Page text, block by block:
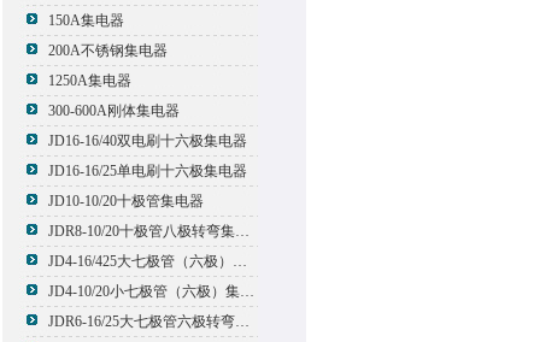
150A集电器
200A不锈钢集电器
1250A集电器
300-600A刚体集电器
JD16-16/40双电刷十六极集电器
JD16-16/25单电刷十六极集电器
JD10-10/20十极管集电器
JDR8-10/20十极管八极转弯集电器
JD4-16/425大七极管（六极）集电器
JD4-10/20小七极管（六极）集电器
JDR6-16/25大七极管六极转弯集电器